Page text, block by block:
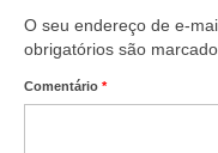
O seu endereço de e-
obrigatórios são
Comentário *